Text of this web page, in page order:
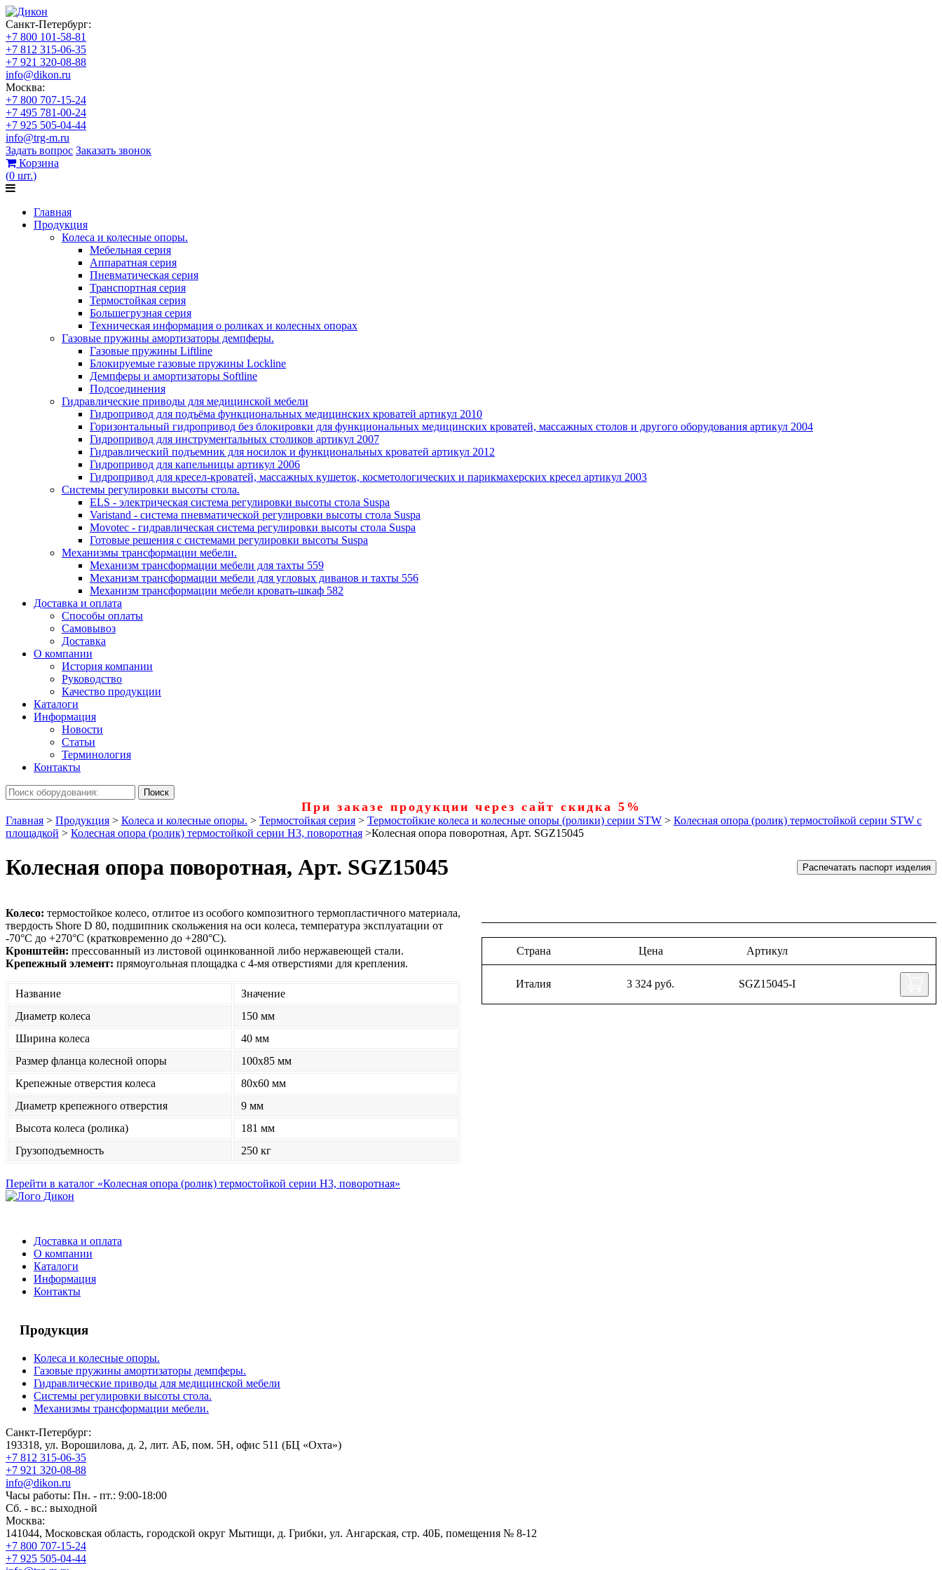
Санкт-Петербург:
+7 800 101-58-81
+7 812 315-06-35
+7 921 320-08-88
info@dikon.ru
Москва:
+7 800 707-15-24
+7 495 781-00-24
+7 925 505-04-44
info@trg-m.ru
Задать вопрос Заказать звонок
Корзина
(0 шт.)
Главная
Продукция
Колеса и колесные опоры.
Мебельная серия
Аппаратная серия
Пневматическая серия
Транспортная серия
Термостойкая серия
Большегрузная серия
Техническая информация о роликах и колесных опорах
Газовые пружины амортизаторы демпферы.
Газовые пружины Liftline
Блокируемые газовые пружины Lockline
Демпферы и амортизаторы Softline
Подсоединения
Гидравлические приводы для медицинской мебели
Гидропривод для подъёма функциональных медицинских кроватей артикул 2010
Горизонтальный гидропривод без блокировки для функциональных медицинских кроватей, массажных столов и другого оборудования артикул 2004
Гидропривод для инструментальных столиков артикул 2007
Гидравлический подъемник для носилок и функциональных кроватей артикул 2012
Гидропривод для капельницы артикул 2006
Гидропривод для кресел-кроватей, массажных кушеток, косметологических и парикмахерских кресел артикул 2003
Системы регулировки высоты стола.
ELS - электрическая система регулировки высоты стола Suspa
Varistand - система пневматической регулировки высоты стола Suspa
Movotec - гидравлическая система регулировки высоты стола Suspa
Готовые решения с системами регулировки высоты Suspa
Механизмы трансформации мебели.
Механизм трансформации мебели для тахты 559
Механизм трансформации мебели для угловых диванов и тахты 556
Механизм трансформации мебели кровать-шкаф 582
Доставка и оплата
Способы оплаты
Самовывоз
Доставка
О компании
История компании
Руководство
Качество продукции
Каталоги
Информация
Новости
Статьи
Терминология
Контакты
При заказе продукции через сайт скидка 5%
Главная > Продукция > Колеса и колесные опоры. > Термостойкая серия > Термостойкие колеса и колесные опоры (ролики) серии STW > Колесная опора (ролик) термостойкой серии STW с
площадкой > Колесная опора (ролик) термостойкой серии Н3, поворотная >Колесная опора поворотная, Арт. SGZ15045
Колесная опора поворотная, Арт. SGZ15045 Распечатать паспорт изделия
Колесо: термостойкое колесо, отлитое из особого композитного термопластичного материала,
твердость Shore D 80, подшипник скольжения на оси колеса, температура эксплуатации от
-70°С до +270°С (кратковременно до +280°С).
Кронштейн: прессованный из листовой оцинкованной либо нержавеющей стали.
Крепежный элемент: прямоугольная площадка с 4-мя отверстиями для крепления.
Название
Значение
Диаметр колеса
150 мм
Ширина колеса
40 мм
Размер фланца колесной опоры
100x85 мм
Крепежные отверстия колеса
80x60 мм
Диаметр крепежного отверстия
9 мм
Высота колеса (ролика)
181 мм
Грузоподъемность
250 кг
Страна Цена Артикул
Италия 3 324 руб. SGZ15045-I
Перейти в каталог «Колесная опора (ролик) термостойкой серии Н3, поворотная»
Доставка и оплата
О компании
Каталоги
Информация
Контакты
Продукция
Колеса и колесные опоры.
Газовые пружины амортизаторы демпферы.
Гидравлические приводы для медицинской мебели
Системы регулировки высоты стола.
Механизмы трансформации мебели.
Санкт-Петербург:
193318, ул. Ворошилова, д. 2, лит. АБ, пом. 5Н, офис 511 (БЦ «Охта»)
+7 812 315-06-35
+7 921 320-08-88
info@dikon.ru
Часы работы: Пн. - пт.: 9:00-18:00
Сб. - вс.: выходной
Москва:
141044, Московская область, городской округ Мытищи, д. Грибки, ул. Ангарская, стр. 40Б, помещения № 8-12
+7 800 707-15-24
+7 925 505-04-44